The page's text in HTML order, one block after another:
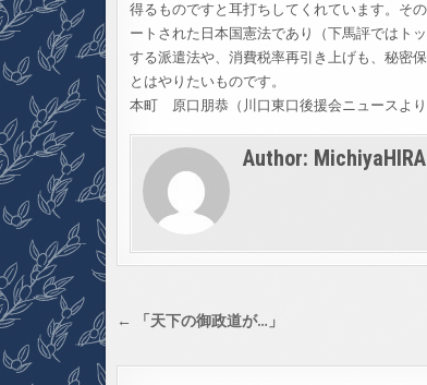
得るものですと耳打ちしてくれています。そ
ートされた日本国憲法であり（下馬評ではト
する派遣法や、消費税率再引き上げも、秘密
とはやりたいものです。
本町 原口朋恭（川口東口後援会ニュースより
Author:
投
← 「天下の御政道が…」